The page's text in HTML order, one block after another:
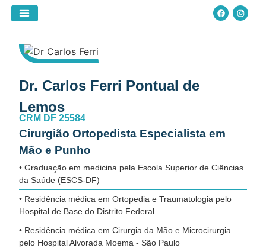
Dr. Carlos Ferri Pontual de
Lemos
CRM DF 25584
Cirurgião Ortopedista Especialista em
Mão e Punho
• Graduação em medicina pela Escola Superior de Ciências
da Saúde (ESCS-DF)
• Residência médica em Ortopedia e Traumatologia pelo
Hospital de Base do Distrito Federal
• Residência médica em Cirurgia da Mão e Microcirurgia
pelo Hospital Alvorada Moema - São Paulo